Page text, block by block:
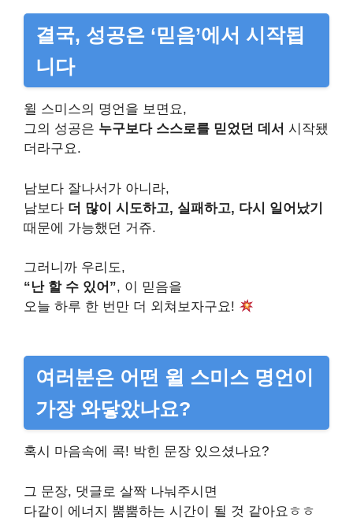
결국, 성공은 ‘믿음’에서 시작됩
니다
윌 스미스의 명언을 보면요,
그의 성공은 누구보다 스스로를 믿었던 데서 시작됐
더라구요.
남보다 잘나서가 아니라,
남보다 더 많이 시도하고, 실패하고, 다시 일어났기
때문에 가능했던 거쥬.
그러니까 우리도,
“난 할 수 있어”, 이 믿음을
오늘 하루 한 번만 더 외쳐보자구요!
여러분은 어떤 윌 스미스 명언이
가장 와닿았나요?
혹시 마음속에 콕! 박힌 문장 있으셨나요?
그 문장, 댓글로 살짝 나눠주시면
다같이 에너지 뿜뿜하는 시간이 될 것 같아요ㅎㅎ